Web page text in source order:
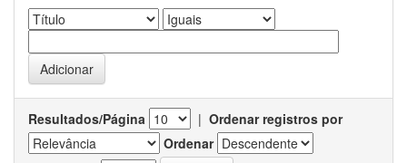
Resultados/Página | Ordenar registros por
Ordenar